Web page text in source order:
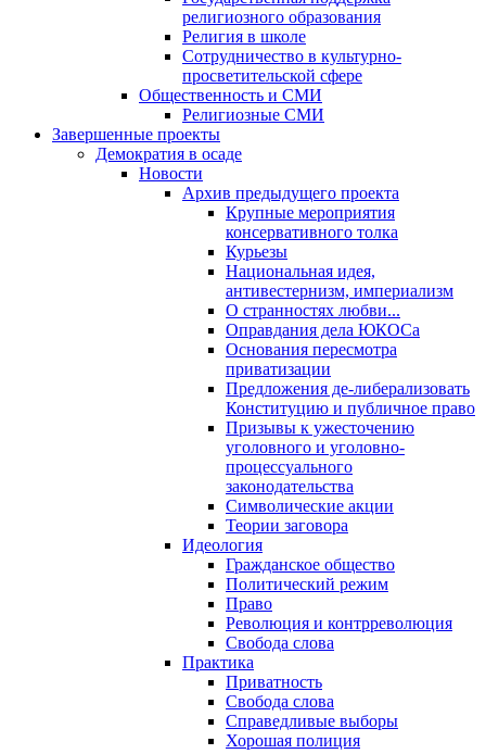
религиозного образования
Религия в школе
Сотрудничество в культурно-
просветительской сфере
Общественность и СМИ
Религиозные СМИ
Завершенные проекты
Демократия в осаде
Новости
Архив предыдущего проекта
Крупные мероприятия
консервативного толка
Курьезы
Национальная идея,
антивестернизм, империализм
О странностях любви...
Оправдания дела ЮКОСа
Основания пересмотра
приватизации
Предложения де-либерализовать
Конституцию и публичное право
Призывы к ужесточению
уголовного и уголовно-
процессуального
законодательства
Символические акции
Теории заговора
Идеология
Гражданское общество
Политический режим
Право
Революция и контрреволюция
Свобода слова
Практика
Приватность
Свобода слова
Справедливые выборы
Хорошая полиция